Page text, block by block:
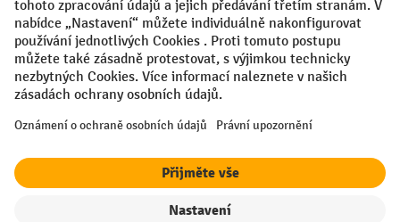
VODP Otisk
Prohlášení o ochraně osobních údajů
Nastavení ochrany osobních údajů
All prices excl. VAT plusshipping costsand possible delivery charges,
¹ Sleva platí do vyprodání zásob. Sleva se nevztahuje na akční ceny.